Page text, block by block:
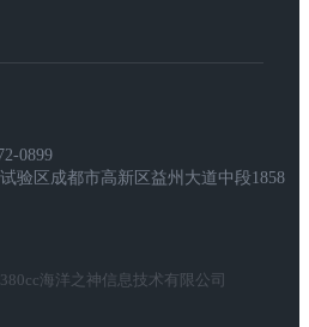
0899
验区成都市高新区益州大道中段1858
海洋之神信息技术有限公司